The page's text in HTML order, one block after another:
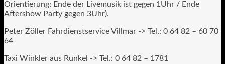
Orientierung: Ende der Livemusik ist gegen 1Uhr / Ende
Aftershow Party gegen 3Uhr).
Peter Zöller Fahrdienstservice Villmar -> Tel.: 0 64 82 – 60 70
64
Taxi Winkler aus Runkel -> Tel.: 0 64 82 – 1781